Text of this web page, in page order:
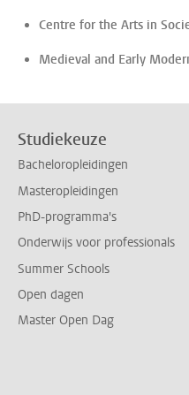
Centre for the Arts in
Medieval and Early
Studiekeuze
Bacheloropleidingen
Masteropleidingen
PhD-programma's
Onderwijs voor professionals
Summer Schools
Open dagen
Master Open Dag